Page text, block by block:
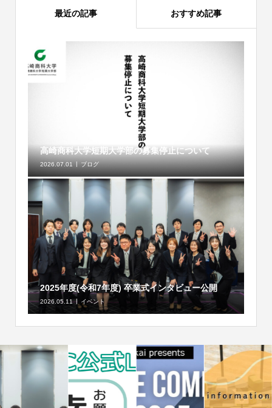
最近の記事 おすすめ記事
高崎商科大学短期大学部の募集停止について
2026.07.01 ブログ
2025年度(令和7年度) 卒業式インタビュー公開
2026.05.11 イベント